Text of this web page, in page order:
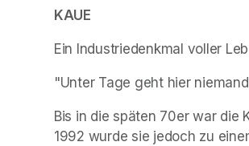
(opens in a new tab)
KAUE
Ein Industriedenkmal voller
"Unter Tage geht hier
Bis in die späten 70er war die
1992 wurde sie jedoch zu